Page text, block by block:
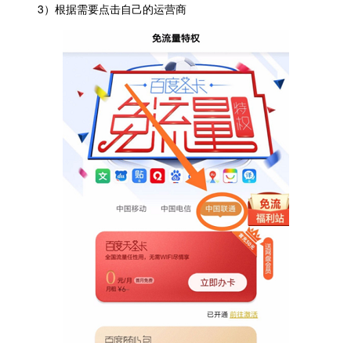
3）根据需要点击自己的运营商